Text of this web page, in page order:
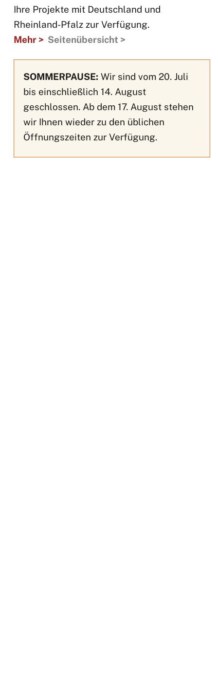
Ihre Projekte mit Deutschland und
Rheinland-Pfalz zur Verfügung.
Mehr > Seitenübersicht >
SOMMERPAUSE: Wir sind vom 20. Juli
bis einschließlich 14. August
geschlossen. Ab dem 17. August stehen
wir Ihnen wieder zu den üblichen
Öffnungszeiten zur Verfügung.